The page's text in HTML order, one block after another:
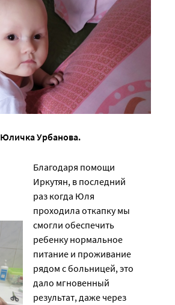
Юличка Урбанова.
Благодаря помощи
Иркутян, в последний
раз когда Юля
проходила откапку мы
смогли обеспечить
ребенку нормальное
питание и проживание
рядом с больницей, это
дало мгновенный
результат, даже через